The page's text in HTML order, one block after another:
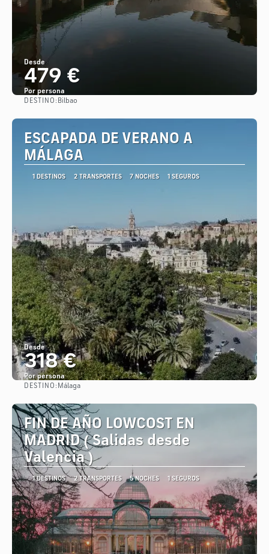
Desde
479 €
Por persona
DESTINO: Bilbao
ESCAPADA DE VERANO A
MÁLAGA
1 DESTINOS 2 TRANSPORTES 7 NOCHES 1 SEGUROS
Desde
318 €
Por persona
DESTINO: Málaga
FIN DE AÑO LOWCOST EN
MADRID ( Salidas desde
Valencia )
1 DESTINOS 2 TRANSPORTES 5 NOCHES 1 SEGUROS